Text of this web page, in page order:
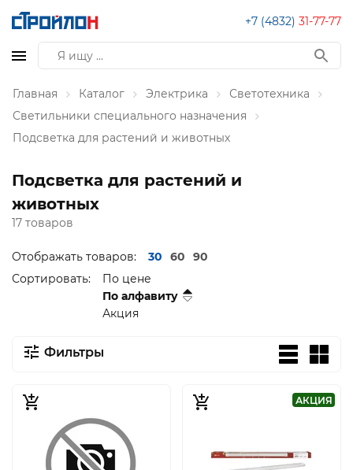
+7 (4832) 31-77-77
Главная Каталог Электрика
Светотехника
Светильники специального назначения
Подсветка для растений и животных
Подсветка для растений и
животных
17 товаров
Отображать товаров: 30 60
90
Сортировать:
По цене
По алфавиту
Акция
Фильтры
АКЦИЯ